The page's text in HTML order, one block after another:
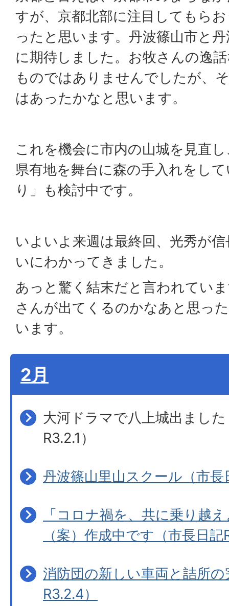
すが、京都北部に注目してもら
ったと思います。丹波篠山市と
に期待しました。お牧さんの逸
ものではありませんでしたが、
はあったかなと思います。
これを機会に市内の山城を見直
県有地を舞台に森の手入れをし
り」も検討中です。
いよいよ来週は最終回、光秀が
いにわかってきました。
あっと驚く結末だと言われてい
さんが出てくるのかなあと思っ
います。
2月
大河ドラマで八上城出まし
R3.2.1）
丹波篠山里山スクール（市長
「コロナ禍を、共に乗り越
（案）作成中です（市長日
消防団の新しい車両と詰所
R3.2.4）